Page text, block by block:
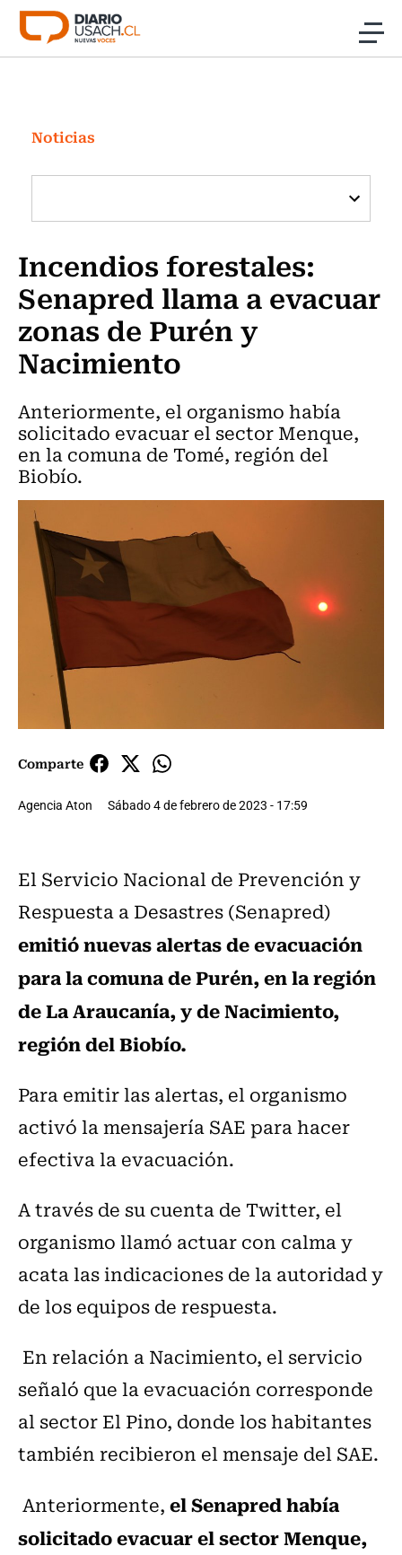
Click acá para ir directamente al contenido
Investigación
Cultura
Programas Radio y TV Usach
Noticias
Incendios forestales:
Senapred llama a evacuar
zonas de Purén y
Nacimiento
Anteriormente, el organismo había
solicitado evacuar el sector Menque,
en la comuna de Tomé, región del
Biobío.
Comparte
Agencia Aton Sábado 4 de febrero de 2023 - 17:59
El Servicio Nacional de Prevención y
Respuesta a Desastres (Senapred)
emitió nuevas alertas de evacuación
para la comuna de Purén, en la región
de La Araucanía, y de Nacimiento,
región del Biobío.
Para emitir las alertas, el organismo
activó la mensajería SAE para hacer
efectiva la evacuación.
A través de su cuenta de Twitter, el
organismo llamó actuar con calma y
acata las indicaciones de la autoridad y
de los equipos de respuesta.
En relación a Nacimiento, el servicio
señaló que la evacuación corresponde
al sector El Pino, donde los habitantes
también recibieron el mensaje del SAE.
Anteriormente,el Senapred había
solicitado evacuar el sector Menque,